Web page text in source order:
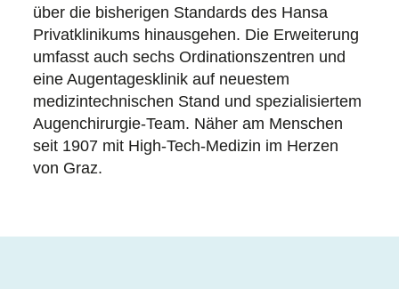
über die bisherigen Standards des Hansa
Privatklinikums hinausgehen. Die Erweiterung
umfasst auch sechs Ordinationszentren und
eine Augentagesklinik auf neuestem
medizintechnischen Stand und spezialisiertem
Augenchirurgie-Team. Näher am Menschen
seit 1907 mit High-Tech-Medizin im Herzen
von Graz.